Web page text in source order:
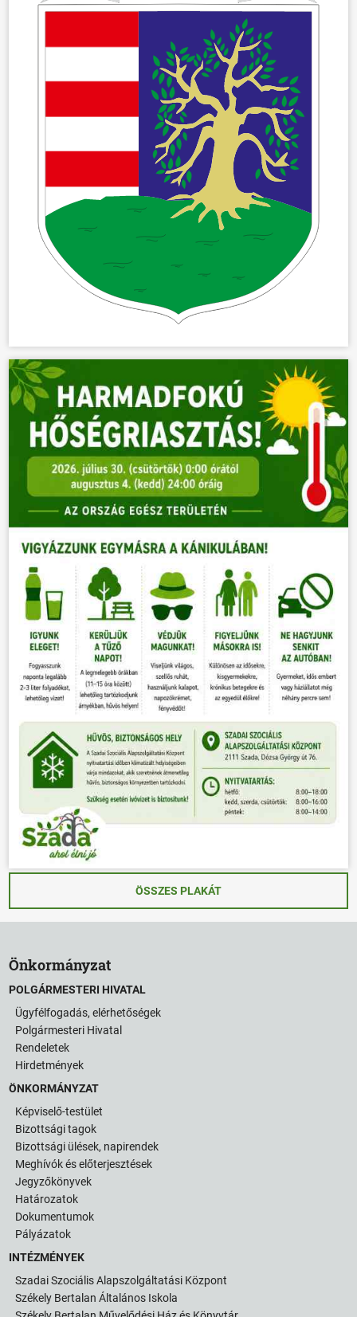
ÖSSZES PLAKÁT
Önkormányzat
POLGÁRMESTERI HIVATAL
Ügyfélfogadás, elérhetőségek
Polgármesteri Hivatal
Rendeletek
Hirdetmények
ÖNKORMÁNYZAT
Képviselő-testület
Bizottsági tagok
Bizottsági ülések, napirendek
Meghívók és előterjesztések
Jegyzőkönyvek
Határozatok
Dokumentumok
Pályázatok
INTÉZMÉNYEK
Szadai Szociális Alapszolgáltatási Központ
Székely Bertalan Általános Iskola